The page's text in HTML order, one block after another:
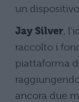
un
Jay Silver,
raccolto i
piattaforma
ancora due